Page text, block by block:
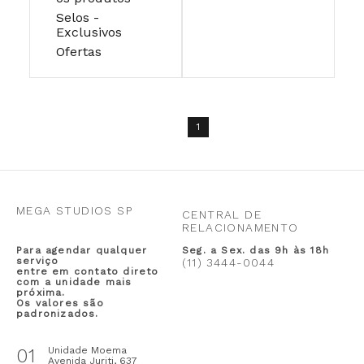
Selos -
Exclusivos
Ofertas
1
MEGA STUDIOS SP
CENTRAL DE
RELACIONAMENTO
Para agendar qualquer
serviço
entre em contato direto
com a unidade mais
próxima.
Os valores são
padronizados.
Seg. a Sex. das 9h às 18h
(11) 3444-0044
01
Unidade Moema
Avenida Juriti, 637